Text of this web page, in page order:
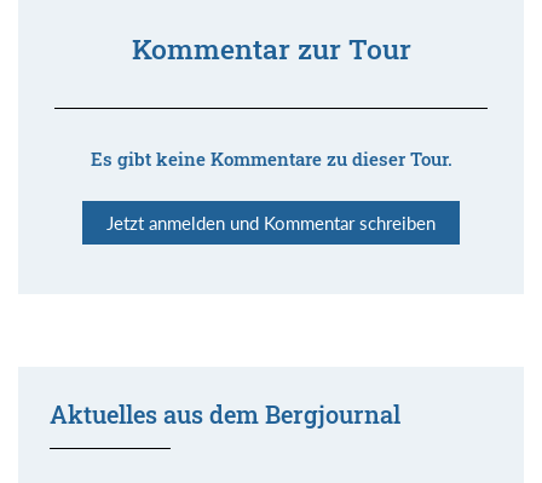
Kommentar zur Tour
Es gibt keine Kommentare zu dieser Tour.
Jetzt anmelden und Kommentar schreiben
Aktuelles aus dem Bergjournal